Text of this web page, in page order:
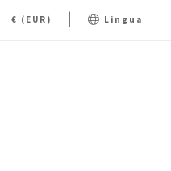
€ (EUR) | Lingua